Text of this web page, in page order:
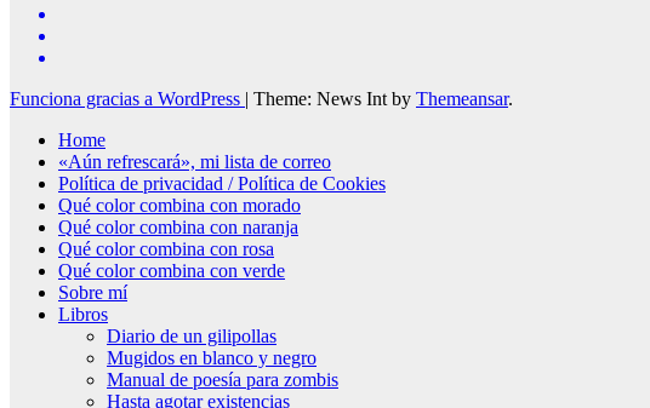
Funciona gracias a WordPress | Theme: News Int by Themeansar.
Home
«Aún refrescará», mi lista de correo
Política de privacidad / Política de Cookies
Qué color combina con morado
Qué color combina con naranja
Qué color combina con rosa
Qué color combina con verde
Sobre mí
Libros
Diario de un gilipollas
Mugidos en blanco y negro
Manual de poesía para zombis
Hasta agotar existencias